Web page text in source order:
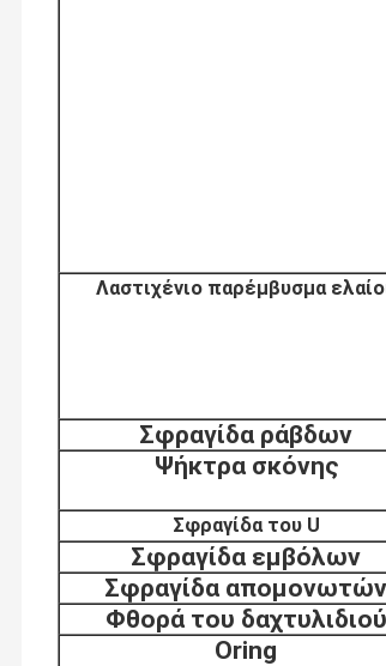
Λαστιχένιο παρέμβυσμα
Σφραγίδα ράβδων
Ψήκτρα σκόνης
Σφραγίδα του U
Σφραγίδα εμβόλων
Σφραγίδα απομονωτών
Φθορά του δαχτυλιδιού
Oring